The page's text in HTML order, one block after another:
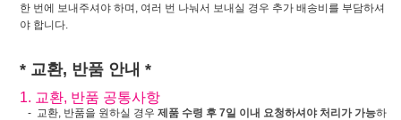
한 번에 보내주셔야 하며, 여러 번 나눠서 보내실 경우 추가 배송비를 부담하셔
야 합니다.
* 교환, 반품 안내 *
1. 교환, 반품 공통사항
- 교환, 반품을 원하실 경우 제품 수령 후 7일 이내 요청하셔야 처리가 가능하